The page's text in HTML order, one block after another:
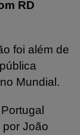
RD
foi além de
Mundial.
João